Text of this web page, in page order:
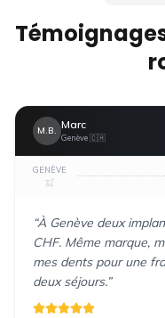
M.B. Marc
Genève 🇨🇭
GENÈVE
“À Genève deux
CHF. Même marque,
mes dents pour une
deux séjours.”